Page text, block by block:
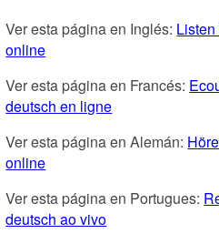
Ver esta página en Inglés:
online
Ver esta página en Francés:
deutsch en ligne
Ver esta página en Alemán:
online
Ver esta página en Portugues:
deutsch ao vivo